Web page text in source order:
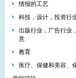
情报的工艺
科技，设计，投资行
出版行业，广告行业
意
教育
医疗、保健和美容、